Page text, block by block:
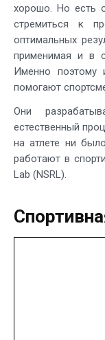
хорошо. Но есть
стремиться к
оптимальных
применимая и в
Именно поэтому
помогают
Они
естественный
на атлете ни
работают в
Lab (NSRL).